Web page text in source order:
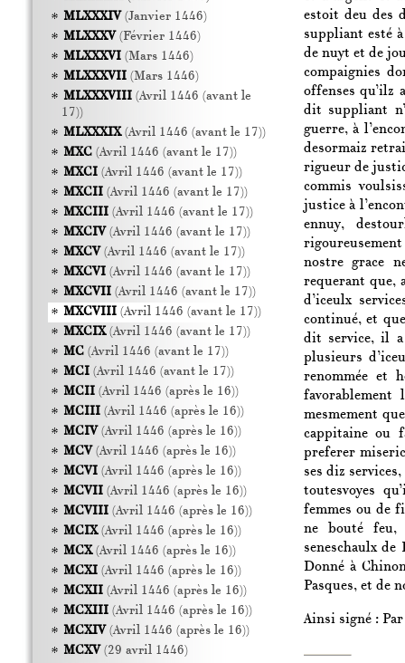
estoit deu des
suppliant esté
de nuyt et de
compaignies
offenses qu’ilz
dit suppliant
guerre, à
desormaiz
rigueur de
commis
justice à
ennuy,
nostre grace
requerant que,
d’iceulx
continué, et
dit service, il a
plusieurs
renommée et
mesmement
cappitaine ou
preferer
ses diz
toutesvoyes
femmes ou de
ne bouté feu,
seneschaulx
Donné à
Pasques, et de
Ainsi signé :
MLXXXIV(Janvier 1446)
MLXXXV(Février 1446)
MLXXXVI(Mars 1446)
MLXXXVII(Mars 1446)
MLXXXVIII(Avril 1446 (avant le
17))
MLXXXIX(Avril 1446 (avant le 17))
MXC(Avril 1446 (avant le 17))
MXCI(Avril 1446 (avant le 17))
MXCII(Avril 1446 (avant le 17))
MXCIII(Avril 1446 (avant le 17))
MXCIV(Avril 1446 (avant le 17))
MXCV(Avril 1446 (avant le 17))
MXCVI(Avril 1446 (avant le 17))
MXCVII(Avril 1446 (avant le 17))
MXCVIII(Avril 1446 (avant le 17))
MXCIX(Avril 1446 (avant le 17))
MC(Avril 1446 (avant le 17))
MCI(Avril 1446 (avant le 17))
MCII(Avril 1446 (après le 16))
MCIII(Avril 1446 (après le 16))
MCIV(Avril 1446 (après le 16))
MCV(Avril 1446 (après le 16))
MCVI(Avril 1446 (après le 16))
MCVII(Avril 1446 (après le 16))
MCVIII(Avril 1446 (après le 16))
MCIX(Avril 1446 (après le 16))
MCX(Avril 1446 (après le 16))
MCXI(Avril 1446 (après le 16))
MCXII(Avril 1446 (après le 16))
MCXIII(Avril 1446 (après le 16))
MCXIV(Avril 1446 (après le 16))
MCXV(29 avril 1446)